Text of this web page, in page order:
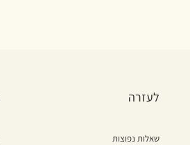
לעזרה
שאלות נפוצות